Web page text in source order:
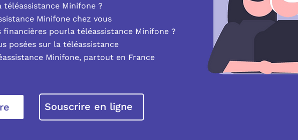
Minifone ?
Minifone chez vous
financières pourla téléassistance Minifone ?
posées sur la téléassistance
Minifone, partout en France
Souscrire en ligne